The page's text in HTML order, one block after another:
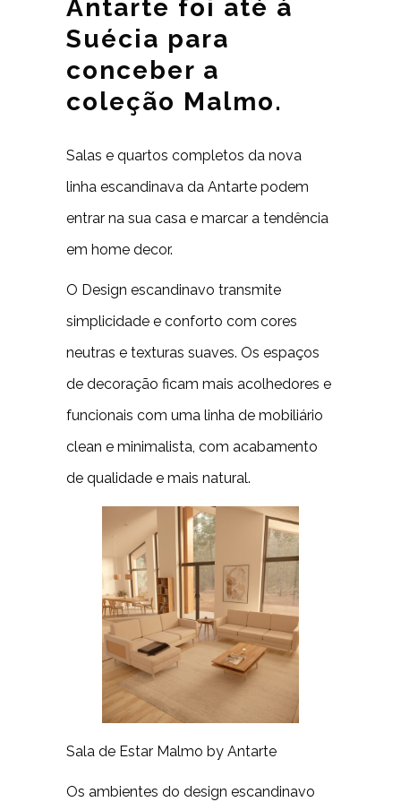
Antarte foi até à
Suécia para
conceber a
coleção Malmo.
Salas e quartos completos da nova
linha escandinava da Antarte podem
entrar na sua casa e marcar a tendência
em home decor.
O Design escandinavo transmite
simplicidade e conforto com cores
neutras e texturas suaves. Os espaços
de decoração ficam mais acolhedores e
funcionais com uma linha de mobiliário
clean e minimalista, com acabamento
de qualidade e mais natural.
Sala de Estar Malmo by Antarte
Os ambientes do design escandinavo